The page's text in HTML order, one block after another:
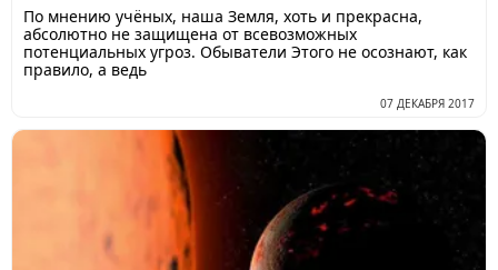
По мнению учёных, наша Земля, хоть и прекрасна,
абсолютно не защищена от всевозможных
потенциальных угроз. Обыватели Этого не осознают, как
правило, а ведь
07 ДЕКАБРЯ 2017